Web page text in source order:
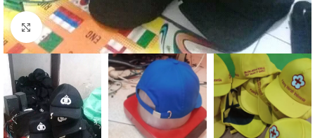
Click to enlarge